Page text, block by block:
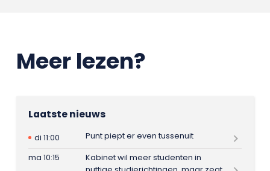
Meer lezen?
Laatste nieuws
di 11:00
Punt piept er even tussenuit
ma 10:15
Kabinet wil meer studenten in